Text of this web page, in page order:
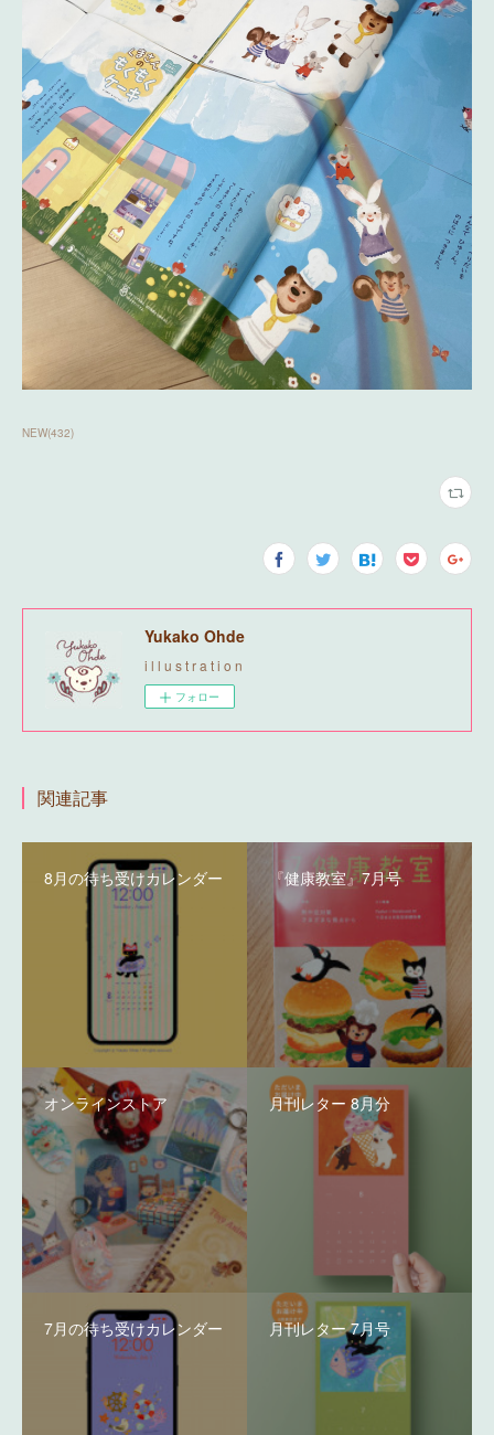
NEW(432)
Yukako Ohde
i l l u s t r a t i o n
フォロー
関連記事
8月の待ち受けカレンダー 『健康教室』7月号
オンラインストア 月刊レター 8月分
7月の待ち受けカレンダー 月刊レター 7月号